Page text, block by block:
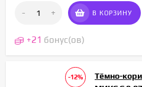
- + В КОРЗИНУ
+21 бонус(ов)
-12%
Тёмно-